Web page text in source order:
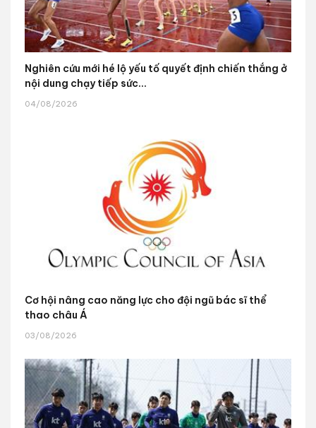
Nghiên cứu mới hé lộ yếu tố quyết định chiến thắng ở
nội dung chạy tiếp sức...
04/08/2026
Cơ hội nâng cao năng lực cho đội ngũ bác sĩ thể
thao châu Á
03/08/2026